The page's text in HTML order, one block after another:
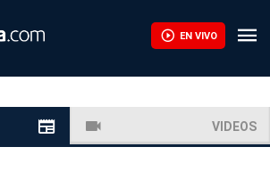
EN VIVO
VIDEOS